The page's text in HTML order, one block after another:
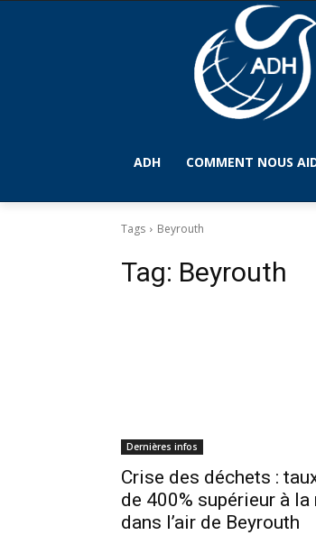
ADH COMMENT NOUS
Tags Beyrouth
Tag: Beyrouth
Dernières infos
Crise des déchets :
de 400% supérieur à la
dans l’air de Beyrouth